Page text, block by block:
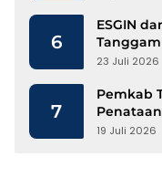
6
ESGIN
Berbasis
23 Juli 2026
7
Pemkab
Tempati
19 Juli 2026